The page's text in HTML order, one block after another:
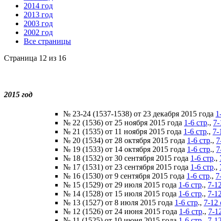
2014 год
2013 год
2003 год
2002 год
Все страницы
Страница 12 из 16
2015 год
№ 23-24 (1537-1538) от 23 декабря 2015 года
№ 22 (1536) от 25 ноября 2015 года 1-6 стр., 7-
№ 21 (1535) от 11 ноября 2015 года 1-6 стр., 7-
№ 20 (1534) от 28 октября 2015 года 1-6 стр.,
№ 19 (1533) от 14 октября 2015 года 1-6 стр.,
№ 18 (1532) от 30 сентября 2015 года 1-6 стр.,
№ 17 (1531) от 23 сентября 2015 года 1-6 стр.,
№ 16 (1530) от 9 сентября 2015 года 1-6 стр.,
№ 15 (1529) от 29 июля 2015 года 1-6 стр., 7-
№ 14 (1528) от 15 июля 2015 года 1-6 стр., 7-
№ 13 (1527) от 8 июля 2015 года 1-6 стр., 7-12
№ 12 (1526) от 24 июня 2015 года 1-6 стр., 7-